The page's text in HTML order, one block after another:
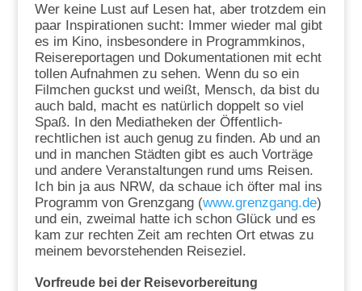
Wer keine Lust auf Lesen hat, aber trotzdem ein
paar Inspirationen sucht: Immer wieder mal gibt
es im Kino, insbesondere in Programmkinos,
Reisereportagen und Dokumentationen mit echt
tollen Aufnahmen zu sehen. Wenn du so ein
Filmchen guckst und weißt, Mensch, da bist du
auch bald, macht es natürlich doppelt so viel
Spaß. In den Mediatheken der Öffentlich-
rechtlichen ist auch genug zu finden. Ab und an
und in manchen Städten gibt es auch Vorträge
und andere Veranstaltungen rund ums Reisen.
Ich bin ja aus NRW, da schaue ich öfter mal ins
Programm von Grenzgang (www.grenzgang.de)
und ein, zweimal hatte ich schon Glück und es
kam zur rechten Zeit am rechten Ort etwas zu
meinem bevorstehenden Reiseziel.
Vorfreude bei der Reisevorbereitung